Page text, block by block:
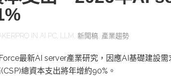
IN AI PC LLM 新聞稿 產業趨勢
最新AI server產業研究，因應AI基礎建設
總資本支出將年增約90%。